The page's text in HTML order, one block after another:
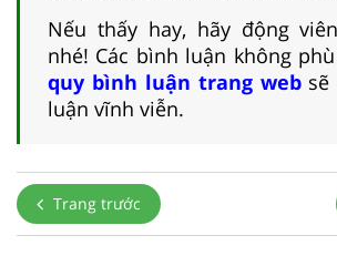
Nếu thấy hay, hãy động
nhé! Các bình luận không
quy bình luận trang websẽ
luận vĩnh viễn.
Trang trước